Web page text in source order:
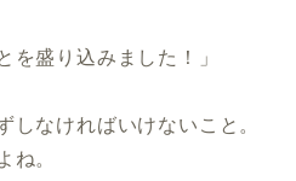
を盛り込みました！」
しなければいけないこと。
ね。